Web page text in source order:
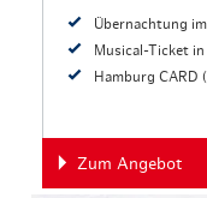
Übernachtung
Musical-Ticket
Hamburg CARD
Zum Angebot